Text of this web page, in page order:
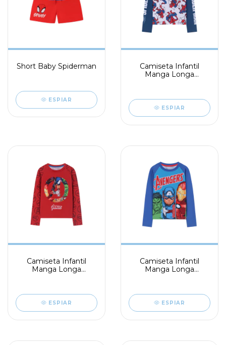
Short Baby Spiderman
ESPIAR
Camiseta Infantil
Manga Longa
ESPIAR
Camiseta Infantil
Manga Longa
ESPIAR
Camiseta Infantil
Manga Longa
ESPIAR